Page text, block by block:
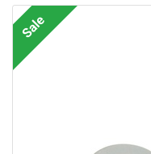
TRAILER|ROR-
Sale